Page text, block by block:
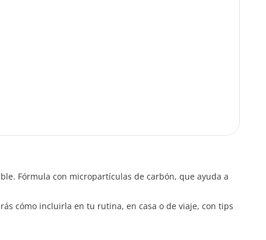
Fórmula con micropartículas de carbón, que ayuda a
cómo incluirla en tu rutina, en casa o de viaje, con tips